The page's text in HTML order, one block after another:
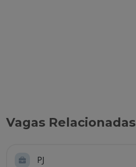
Vagas Relacionadas
PJ